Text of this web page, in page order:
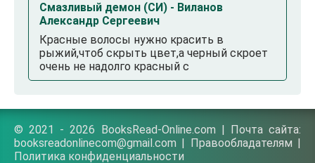
Смазливый демон (СИ) - Виланов
Александр Сергеевич
Красные волосы нужно красить в
рыжий,чтоб скрыть цвет,а черный скроет
очень не надолго красный с
© 2021 - 2026 BooksRead-Online.com | Почта сайта:
booksreadonlinecom@gmail.com | Правообладателям |
Политика конфиденциальности